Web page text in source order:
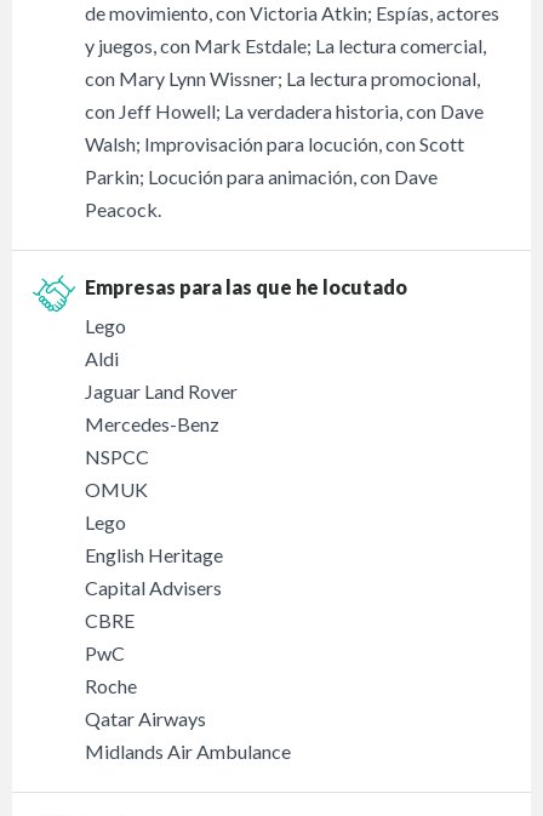
de movimiento, con Victoria Atkin; Espías, actores
y juegos, con Mark Estdale; La lectura comercial,
con Mary Lynn Wissner; La lectura promocional,
con Jeff Howell; La verdadera historia, con Dave
Walsh; Improvisación para locución, con Scott
Parkin; Locución para animación, con Dave
Peacock.
Empresas para las que he locutado
Lego
Aldi
Jaguar Land Rover
Mercedes-Benz
NSPCC
OMUK
Lego
English Heritage
Capital Advisers
CBRE
PwC
Roche
Qatar Airways
Midlands Air Ambulance